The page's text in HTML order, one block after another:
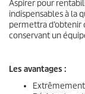
Aspirer pour
indispensables à la
permettra d’obtenir
conservant un
Les avantages :